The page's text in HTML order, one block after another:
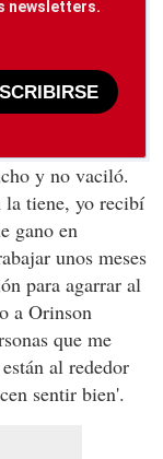
newsletters.
y no vaciló.
la tiene, yo recibí
gano en
unos meses
para agarrar al
a Orinson
que me
al rededor
sentir bien'.